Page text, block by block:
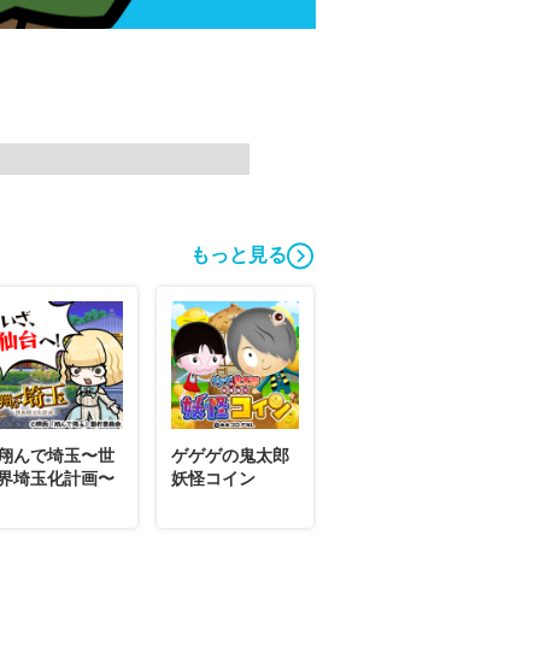
もっと見る
んで埼玉〜世
埼玉化計画〜
ゲゲゲの鬼太郎
妖怪コイン